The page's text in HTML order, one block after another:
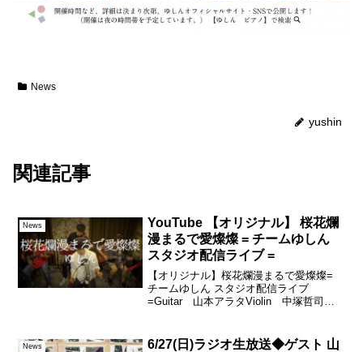
News
yushin
関連記事
News
YouTube 【オリジナル】 桜花爛
漫まるで愛燦燦 = チームゆしん
スタジオ配信ライブ =
【オリジナル】桜花爛漫まるで愛燦燦=
チームゆしん スタジオ配信ライブ
=Guitar 山本アラタViolin 中塚哲司
ワンマンライブイン 味園ユニバース〜...
News
6/27(日)ラジオ生放送◆ゲスト 山